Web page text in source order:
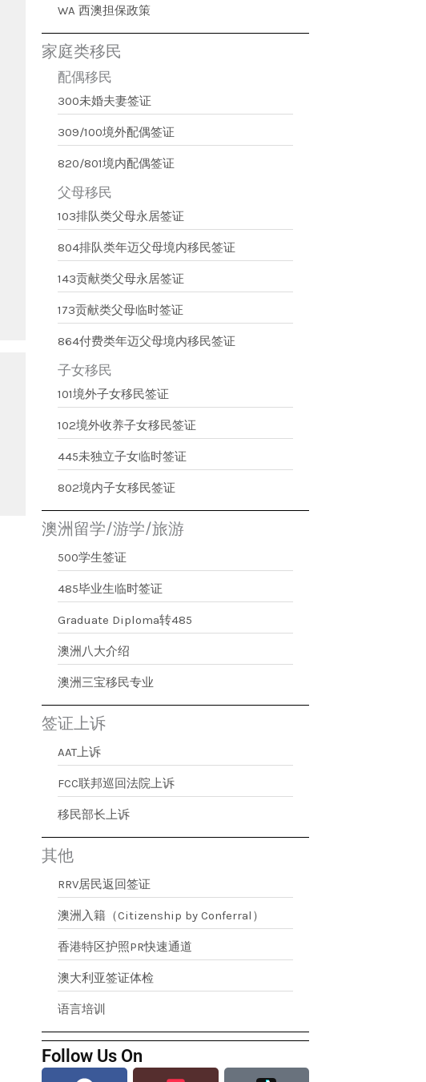
WA 西澳担保政策
家庭类移民
配偶移民
300未婚夫妻签证
309/100境外配偶签证
820/801境内配偶签证
父母移民
103排队类父母永居签证
804排队类年迈父母境内移民签证
143贡献类父母永居签证
173贡献类父母临时签证
864付费类年迈父母境内移民签证
子女移民
101境外子女移民签证
102境外收养子女移民签证
445未独立子女临时签证
802境内子女移民签证
澳洲留学/游学/旅游
500学生签证
485毕业生临时签证
Graduate Diploma转485
澳洲八大介绍
澳洲三宝移民专业
签证上诉
AAT上诉
FCC联邦巡回法院上诉
移民部长上诉
其他
RRV居民返回签证
澳洲入籍（Citizenship by Conferral）
香港特区护照PR快速通道
澳大利亚签证体检
语言培训
Follow Us On
Facebook